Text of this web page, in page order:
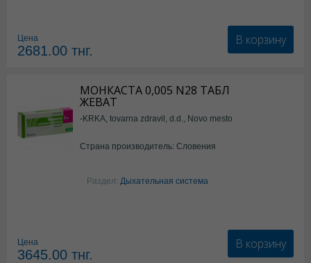
Цена
2681.00 тнг.
В корзину
МОНКАСТА 0,005 N28 ТАБЛ
ЖЕВАТ
-KRKA, tovarna zdravil, d.d., Novo mesto
Страна производитель: Словения
Раздел: Дыхательная система
Цена
3645.00 тнг.
В корзину